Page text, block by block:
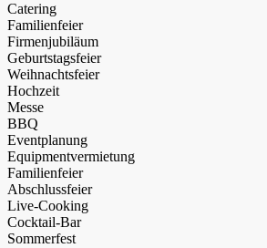
Catering
Familienfeier
Firmenjubiläum
Geburtstagsfeier
Weihnachtsfeier
Hochzeit
Messe
BBQ
Eventplanung
Equipmentvermietung
Familienfeier
Abschlussfeier
Live-Cooking
Cocktail-Bar
Sommerfest